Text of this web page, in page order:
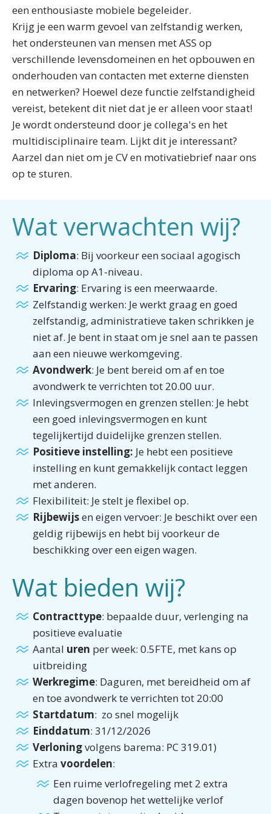
een enthousiaste mobiele begeleider.
Krijg je een warm gevoel van zelfstandig werken,
het ondersteunen van mensen met ASS op
verschillende levensdomeinen en het opbouwen en
onderhouden van contacten met externe diensten
en netwerken? Hoewel deze functie zelfstandigheid
vereist, betekent dit niet dat je er alleen voor staat!
Je wordt ondersteund door je collega's en het
multidisciplinaire team. Lijkt dit je interessant?
Aarzel dan niet om je CV en motivatiebrief naar ons
op te sturen.
Wat verwachten wij?
Diploma: Bij voorkeur een sociaal agogisch
diploma op A1-niveau.
Ervaring: Ervaring is een meerwaarde.
Zelfstandig werken: Je werkt graag en goed
zelfstandig, administratieve taken schrikken je
niet af. Je bent in staat om je snel aan te passen
aan een nieuwe werkomgeving.
Avondwerk: Je bent bereid om af en toe
avondwerk te verrichten tot 20.00 uur.
Inlevingsvermogen en grenzen stellen: Je hebt
een goed inlevingsvermogen en kunt
tegelijkertijd duidelijke grenzen stellen.
Positieve instelling: Je hebt een positieve
instelling en kunt gemakkelijk contact leggen
met anderen.
Flexibiliteit: Je stelt je flexibel op.
Rijbewijsen eigen vervoer: Je beschikt over een
geldig rijbewijs en hebt bij voorkeur de
beschikking over een eigen wagen.
Wat bieden wij?
Contracttype: bepaalde duur, verlenging na
positieve evaluatie
Aantal uren per week: 0.5FTE, met kans op
uitbreiding
Werkregime: Daguren, met bereidheid om af
en toe avondwerk te verrichten tot 20:00
Startdatum: zo snel mogelijk
Einddatum: 31/12/2026
Verloningvolgens barema: PC 319.01)
Extra voordelen:
Een ruime verlofregeling met 2 extra
dagen bovenop het wettelijke verlof